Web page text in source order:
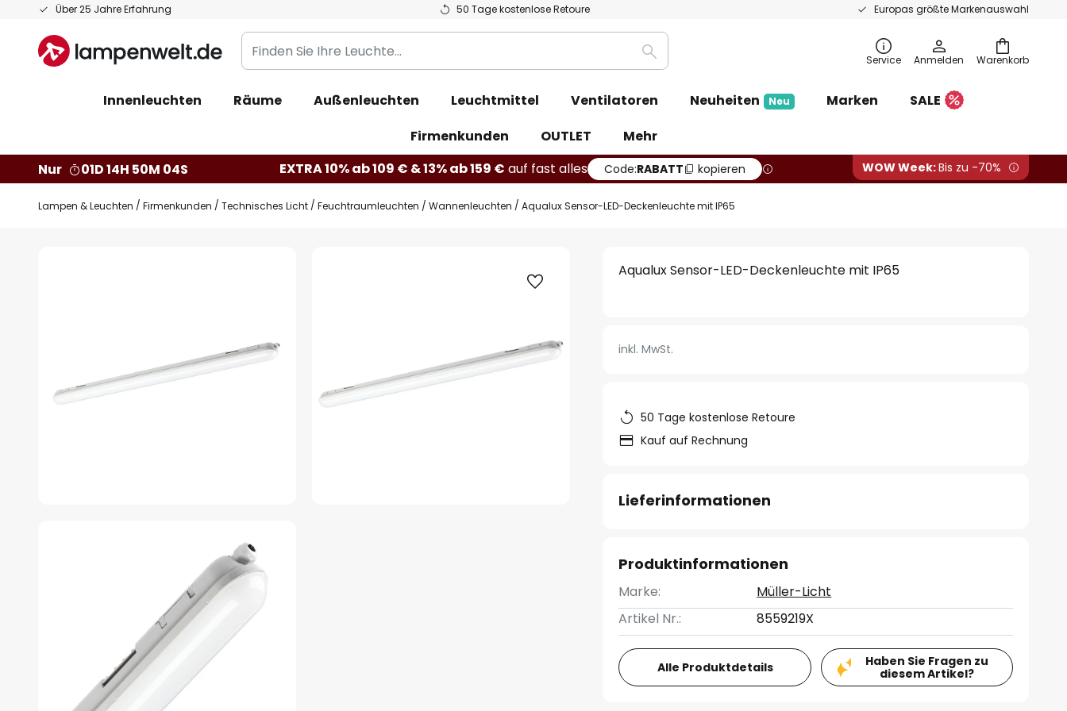
Über 25 Jahre Erfahrung 50 Tage kostenlose Retoure Europas größte Markenauswahl
Zum
springen
Warenkorb
Finden
Sie
Leuchte...
Suche Service Anmelden
Innenleuchten Räume Außenleuchten Leuchtmittel Ventilatoren Neuheiten Neu Marken
SALE
Firmenkunden
OUTLET
Mehr
Nur
01D 14H 50M 04S EXTRA 10% ab 109 € & 13% ab 159 € auf fast alles Code:RABATT kopieren WOW Week:Bis zu -70%
Lampen & Leuchten Firmenkunden Technisches Licht Feuchtraumleuchten / Wannenleuchten Aqualux Sensor-LED-Deckenleuchte mit IP65
Aqualux Sensor-LED-Deckenleuchte mit IP65
inkl. MwSt.
50 Tage kostenlose Retoure
Kauf auf Rechnung
Lieferinformationen
Produktinformationen
Marke:
Müller-Licht
Artikel Nr.:
8559219X
Alle Produktdetails
Haben Sie Fragen zu
diesem Artikel?